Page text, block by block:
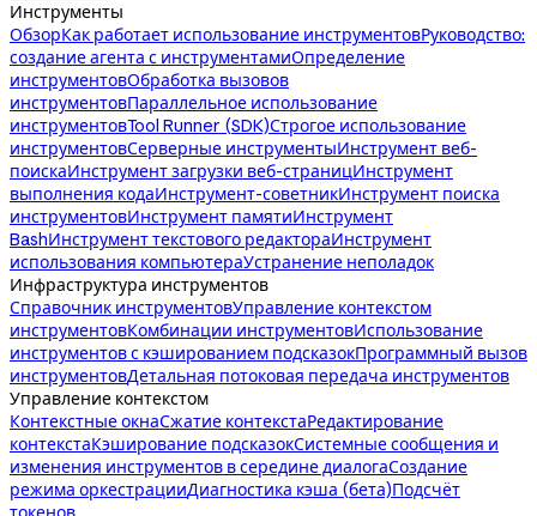
Инструменты
ОбзорКак работает использование инструментовРуководство:
создание агента с инструментамиОпределение
инструментовОбработка вызовов
инструментовПараллельное использование
инструментовTool Runner (SDK)Строгое использование
инструментовСерверные инструментыИнструмент веб-
поискаИнструмент загрузки веб-страницИнструмент
выполнения кодаИнструмент-советникИнструмент поиска
инструментовИнструмент памятиИнструмент
BashИнструмент текстового редактораИнструмент
использования компьютераУстранение неполадок
Инфраструктура инструментов
Справочник инструментовУправление контекстом
инструментовКомбинации инструментовИспользование
инструментов с кэшированием подсказокПрограммный вызов
инструментовДетальная потоковая передача инструментов
Управление контекстом
Контекстные окнаСжатие контекстаРедактирование
контекстаКэширование подсказокСистемные сообщения и
изменения инструментов в середине диалогаСоздание
режима оркестрацииДиагностика кэша (бета)Подсчёт